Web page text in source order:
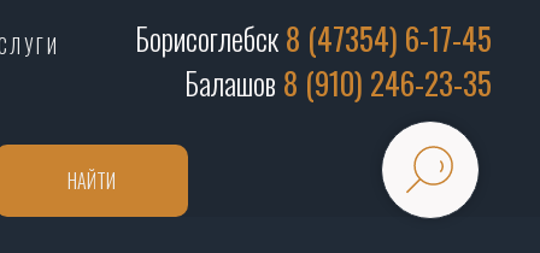
Борисоглебск8 (47354) 6-17-45
Балашов 8 (910) 246-23-35
НАЙТИ